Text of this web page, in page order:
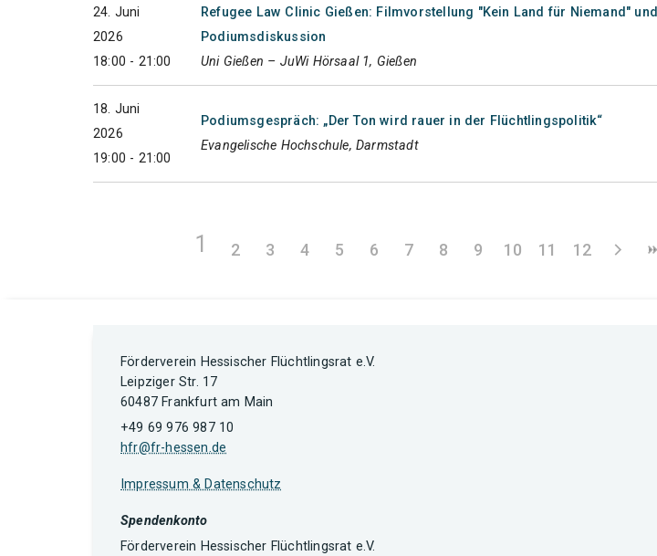
24. Juni
2026
18:00 - 21:00
Refugee Law Clinic Gießen: Filmvorstellung "Kein Land für Niemand" und
Podiumsdiskussion
Uni Gießen – JuWi Hörsaal 1, Gießen
18. Juni
2026
19:00 - 21:00
Podiumsgespräch: „Der Ton wird rauer in der Flüchtlingspolitik“
Evangelische Hochschule, Darmstadt
1 2 3 4 5 6 7 8 9 10 11 12
Förderverein Hessischer Flüchtlingsrat e.V.
Leipziger Str. 17
60487 Frankfurt am Main
+49 69 976 987 10
hfr@fr-hessen.de
Impressum & Datenschutz
Spendenkonto
Förderverein Hessischer Flüchtlingsrat e.V.